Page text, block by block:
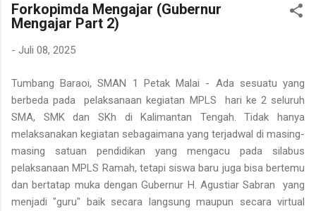
Forkopimda Mengajar (Gubernur
Mengajar Part 2)
- Juli 08, 2025
Tumbang Baraoi, SMAN 1 Petak Malai - Ada sesuatu yang
berbeda pada pelaksanaan kegiatan MPLS hari ke 2 seluruh
SMA, SMK dan SKh di Kalimantan Tengah. Tidak hanya
melaksanakan kegiatan sebagaimana yang terjadwal di masing-
masing satuan pendidikan yang mengacu pada silabus
pelaksanaan MPLS Ramah, tetapi siswa baru juga bisa bertemu
dan bertatap muka dengan Gubernur H. Agustiar Sabran yang
menjadi "guru" baik secara langsung maupun secara virtual